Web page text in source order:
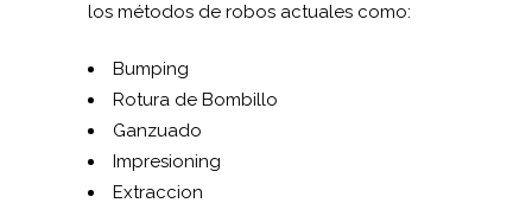
los métodos de robos actuales como:
Bumping
Rotura de Bombillo
Ganzuado
Impresioning
Extraccion